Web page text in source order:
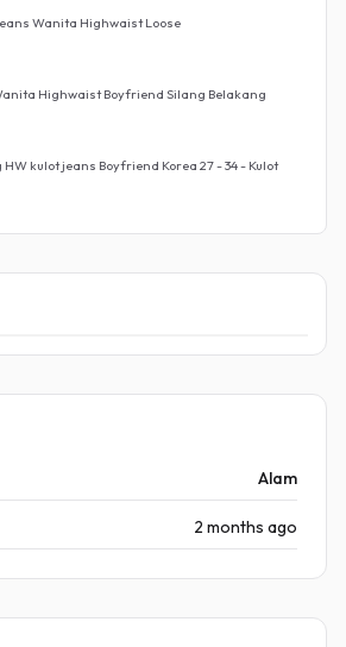
Wanita Highwaist Loose
Highwaist Boyfriend Silang Belakang
kulot jeans Boyfriend Korea 27 - 34 - Kulot
Alam
2 months ago